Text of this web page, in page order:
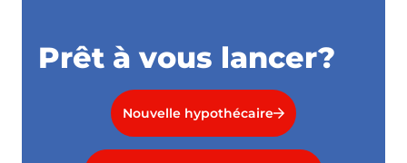
Prêt à vous lancer?
Nouvelle hypothécaire